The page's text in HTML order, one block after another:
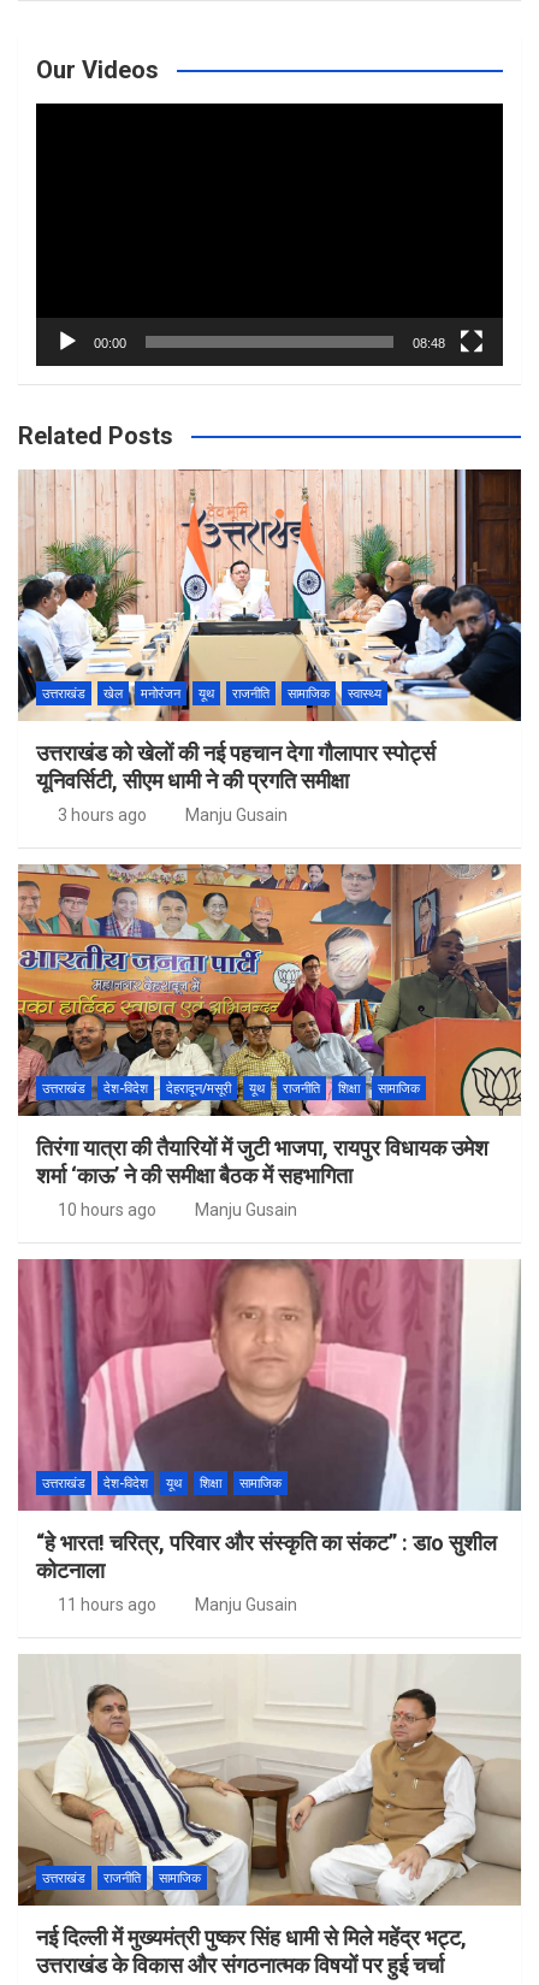
Our Videos
00:00 08:48
Related Posts
उत्तराखंड खेल मनोरंजन यूथ राजनीति सामाजिक स्वास्थ्य
उत्तराखंड को खेलों की नई पहचान देगा गौलापार स्पोर्ट्स
यूनिवर्सिटी, सीएम धामी ने की प्रगति समीक्षा
3 hours ago Manju Gusain
उत्तराखंड देश-विदेश देहरादून/मसूरी यूथ राजनीति शिक्षा सामाजिक
तिरंगा यात्रा की तैयारियों में जुटी भाजपा, रायपुर विधायक उमेश
शर्मा ‘काऊ’ ने की समीक्षा बैठक में सहभागिता
10 hours ago Manju Gusain
उत्तराखंड देश-विदेश यूथ शिक्षा सामाजिक
“हे भारत! चरित्र, परिवार और संस्कृति का संकट” : डाo सुशील
कोटनाला
11 hours ago Manju Gusain
उत्तराखंड राजनीति सामाजिक
नई दिल्ली में मुख्यमंत्री पुष्कर सिंह धामी से मिले महेंद्र भट्ट,
उत्तराखंड के विकास और संगठनात्मक विषयों पर हुई चर्चा